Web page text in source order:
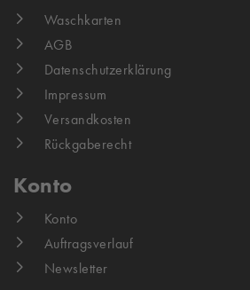
Waschkarten
AGB
Datenschutzerklärung
Impressum
Versandkosten
Rückgaberecht
Konto
Konto
Auftragsverlauf
Newsletter